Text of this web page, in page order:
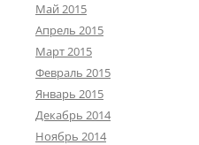
Май 2015
Апрель 2015
Март 2015
Февраль 2015
Январь 2015
Декабрь 2014
Ноябрь 2014